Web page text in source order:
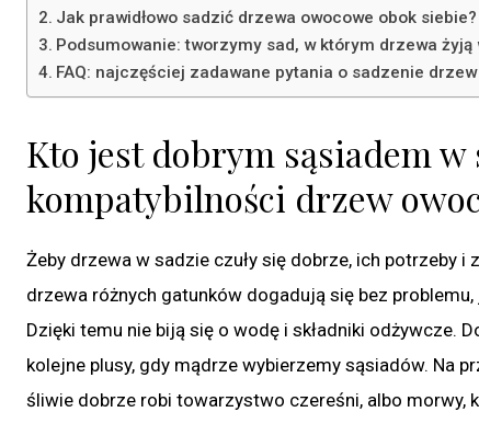
Jak prawidłowo sadzić drzewa owocowe obok
Podsumowanie: tworzymy sad, w którym drzewa żyją
FAQ: najczęściej zadawane pytania o sadzenie
Kto jest dobrym sąsiadem
kompatybilności drzew
Żeby drzewa w sadzie czuły się dobrze, ich potrzeby
drzewa różnych gatunków dogadują się bez
Dzięki temu nie biją się o wodę i składniki odżywcze.
kolejne plusy, gdy mądrze wybierzemy sąsiadów. Na
śliwie dobrze robi towarzystwo czereśni, albo morwy,